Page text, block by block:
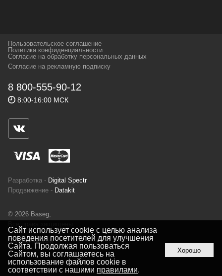
и взыскательных путешественников,
спортсменов и отдыхающих.
Геннадьевич
ИНН 590300057023 ОГРН 304590319000121
ул.Советская, 25, магазин Басег.
Тел./факс (342) 2101242
Пользовательское соглашение
Политика конфиденциальности
Согласие на обработку персональных данных
Согласие на рекламную подписку
8 800-555-90-12
8:00-16:00 МСК
Разработка - Digital Spectr
Продвижение - Datakit
© 2026 Baseg,
Полная версия
Сайт использует cookie с целью анализа
поведения посетителей для улучшения
Сайта. Продолжая пользоваться
Сайтом, вы соглашаетесь на
использование файлов cookie в
соответствии с нашими правилами.
Хорошо